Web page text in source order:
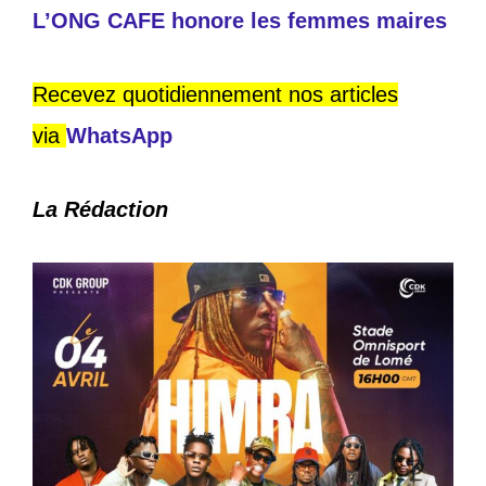
L’ONG CAFE honore les femmes maires
Recevez quotidiennement nos articles
via WhatsApp
La Rédaction